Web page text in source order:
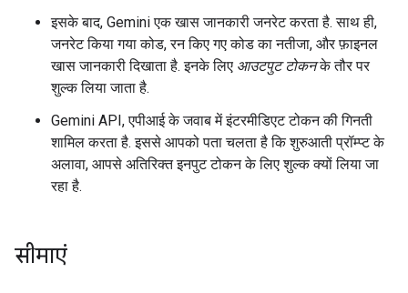
इसके बाद, Gemini एक खास जानकारी जनरेट करता है. साथ ही,
जनरेट किया गया कोड, रन किए गए कोड का नतीजा, और फ़ाइनल
खास जानकारी दिखाता है. इनके लिए आउटपुट टोकनके तौर पर
शुल्क लिया जाता है.
Gemini API, एपीआई के जवाब में इंटरमीडिएट टोकन की गिनती
शामिल करता है. इससे आपको पता चलता है कि शुरुआती प्रॉम्प्ट के
अलावा, आपसे अतिरिक्त इनपुट टोकन के लिए शुल्क क्यों लिया जा
रहा है.
सीमाएं